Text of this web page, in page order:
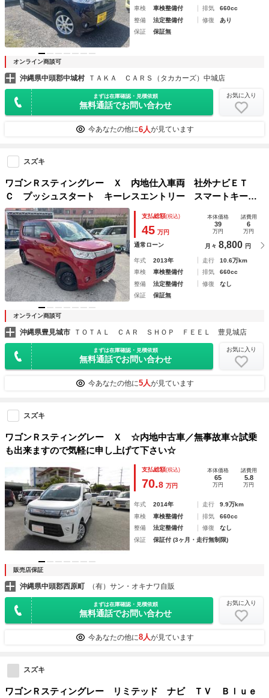
車検 車検整備付 排気
660cc
整備
法定整備付 修復
あり
保証
保証無
オンライン商談可
沖縄県中頭郡中城村 ＴＡＫＡ ＣＡＲＳ（タカカーズ）中城店
まずは在庫確認・見積依頼
無料通話でお問い合わせ
お気に入り
今あなたの他に6人が見ています
スズキ
ワゴンＲスティングレー Ｘ 内地仕入車両 社外ナビＥＴ
Ｃ プッシュスタート キーレスエントリー スマートキー
アイドリングストップ ＨＩＤ 電動格納ミラー 衝突安全ボ
ディ ＡＢＳ
支払総額(税込)
45 万円
本体価格
39
万円
諸費用
6
万円
通常ローン 月々 8,800 円
年式 2013年 走行
10.6万km
車検
車検整備付 排気
660cc
整備
法定整備付 修復
なし
保証
保証無
オンライン商談可
沖縄県豊見城市 ＴＯＴＡＬ ＣＡＲ ＳＨＯＰ ＦＥＥＬ 豊見城店
まずは在庫確認・見積依頼
無料通話でお問い合わせ
お気に入り
今あなたの他に5人が見ています
スズキ
ワゴンＲスティングレー Ｘ ☆内地中古車／無事故車☆試乗
も出来ますので気軽に申し上げて下さい☆
支払総額(税込)
70.8 万円
本体価格
65
万円
諸費用
5.8
万円
年式 2014年 走行
9.9万km
車検
車検整備付 排気
660cc
整備
法定整備付 修復
なし
保証
保証付 (3ヶ月・走行無制限)
販売店保証
沖縄県中頭郡西原町 （有）サン・オキナワ自販
まずは在庫確認・見積依頼
無料通話でお問い合わせ
お気に入り
今あなたの他に8人が見ています
スズキ
ワゴンＲスティングレー リミテッド ナビ ＴＶ Ｂｌｕｅ